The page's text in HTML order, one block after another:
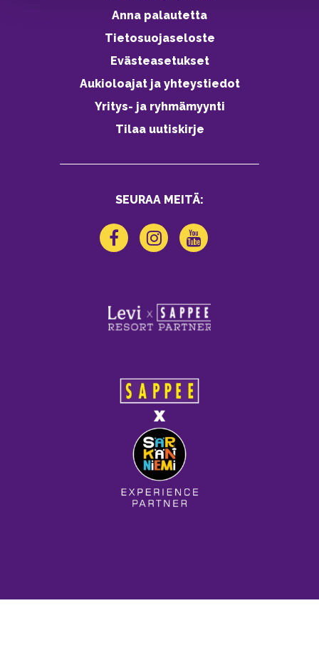
Anna palautetta
Tietosuojaseloste
Evästeasetukset
Aukioloajat ja yhteystiedot
Yritys- ja ryhmämyynti
Tilaa uutiskirje
SEURAA MEITÄ: